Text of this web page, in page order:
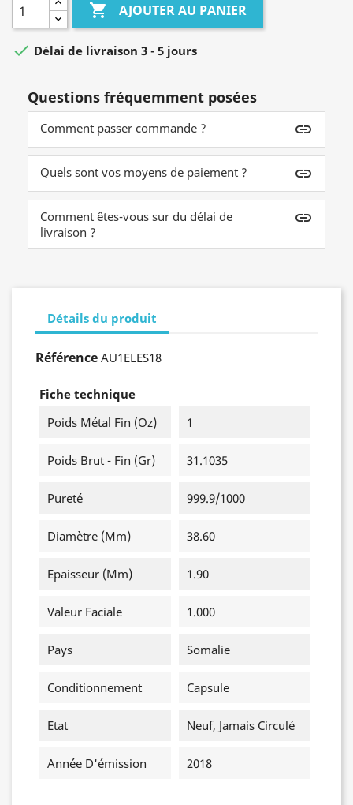
 AJOUTER AU PANIER
 Délai de livraison 3 - 5 jours
Questions fréquemment posées
Comment passer commande ? insert_link
Quels sont vos moyens de paiement ? insert_link
Comment êtes-vous sur du délai de
livraison ?
insert_link
Détails du produit
Référence AU1ELES18
Fiche technique
Poids Métal Fin (oz)
1
Poids Brut - Fin (gr) 31.1035
Pureté 999.9/1000
Diamètre (mm) 38.60
Epaisseur (mm) 1.90
Valeur Faciale 1.000
Pays Somalie
Conditionnement Capsule
Etat Neuf, Jamais Circulé
Année D'émission 2018